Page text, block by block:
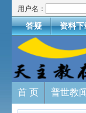
用户名：
答疑 资料下
首 页 普世教闻